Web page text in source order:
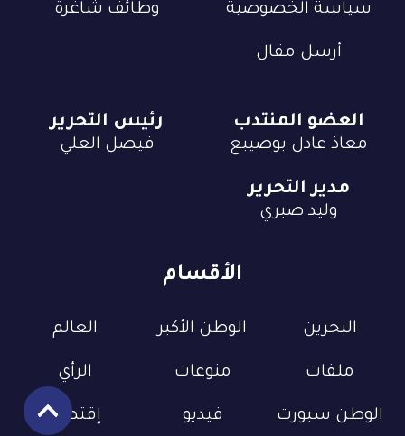
سياسة الخصوصية وظائف شاغرة
أرسل مقال
الأقسام
البحرين الوطن الأكبر العالم
ملفات منوعات الرأي
الوطن سبورت فيديو إقتصاد
العضو المنتدب
معاذ عادل بوصيبع
رئيس التحرير
فيصل العلي
مدير التحرير
وليد صبري